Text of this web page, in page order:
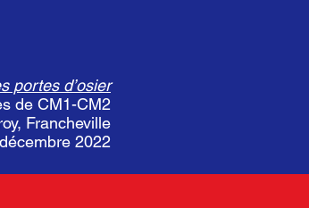
portes d’osier
de CM1-CM2
Francheville
2022